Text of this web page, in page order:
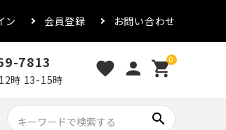
ン 会員登録 お問い合わせ
7813
時 13-15時
favorite person 0
shopping_cart
search